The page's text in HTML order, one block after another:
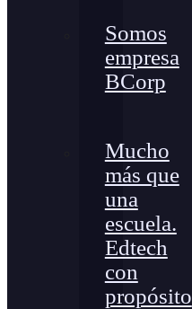
Somos
empresa
BCorp
Mucho
más que
una
escuela.
Edtech
con
propósito